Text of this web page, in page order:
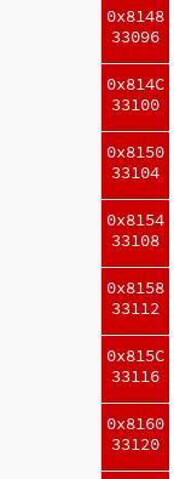
0x8148
33096
0x814C
33100
0x8150
33104
0x8154
33108
0x8158
33112
0x815C
33116
0x8160
33120